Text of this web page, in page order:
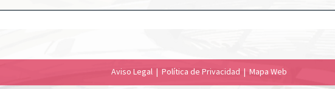
Aviso Legal| Política de Privacidad | Mapa Web